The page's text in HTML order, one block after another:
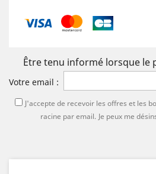
Être tenu informé lorsque le
Votre email :
J'accepte de recevoir les offres et les
racine par email. Je peux me